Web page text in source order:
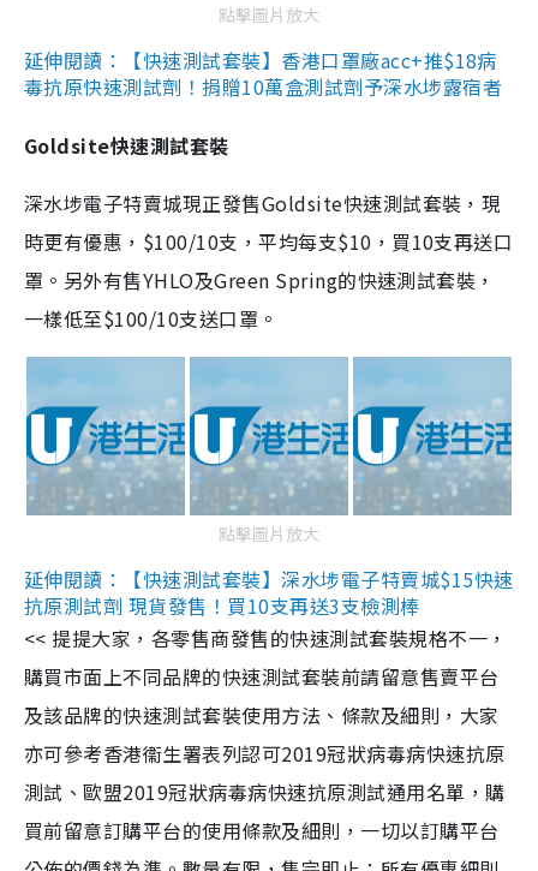
點擊圖片放大
延伸閱讀：【快速測試套裝】香港口罩廠acc+推$18病
毒抗原快速測試劑！捐贈10萬盒測試劑予深水埗露宿者
Goldsite快速測試套裝
深水埗電子特賣城現正發售Goldsite快速測試套裝，現
時更有優惠，$100/10支，平均每支$10，買10支再送口
罩。另外有售YHLO及Green Spring的快速測試套裝，
一樣低至$100/10支送口罩。
點擊圖片放大
延伸閱讀：【快速測試套裝】深水埗電子特賣城$15快速
抗原測試劑 現貨發售！買10支再送3支檢測棒
<< 提提大家，各零售商發售的快速測試套裝規格不一，
購買市面上不同品牌的快速測試套裝前請留意售賣平台
及該品牌的快速測試套裝使用方法、條款及細則，大家
亦可參考香港衞生署表列認可2019冠狀病毒病快速抗原
測試、歐盟2019冠狀病毒病快速抗原測試通用名單，購
買前留意訂購平台的使用條款及細則，一切以訂購平台